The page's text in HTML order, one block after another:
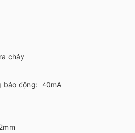
cháy
báo động: 40mA